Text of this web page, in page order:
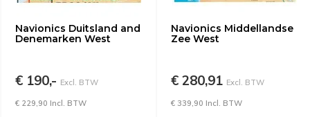
Navionics Duitsland and
Denemarken West
€ 190,- Excl. BTW
€ 229,90 Incl. BTW
Navionics Middellandse
Zee West
€ 280,91 Excl. BTW
€ 339,90 Incl. BTW